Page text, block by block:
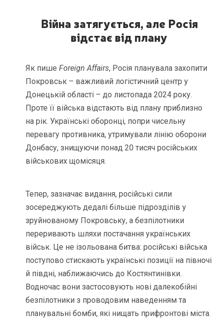
Війна затягується, але Росія
відстає від плану
Як пишеForeign Affairs, Росія планувала захопити
Покровськ – важливий логістичний центр у
Донецькій області – до листопада 2024 року.
Проте її війська відстають від плану приблизно
на рік. Українські оборонці, попри чисельну
перевагу противника, утримували лінію оборони
Донбасу, знищуючи понад 20 тисяч російських
військових щомісяця.
Тепер, зазначає видання, російські сили
зосереджують дедалі більше підрозділів у
зруйнованому Покровську, а безпілотники
переривають шляхи постачання українських
військ. Це не ізольована битва: російські війська
поступово стискають українські позиції на півночі
й півдні, наближаючись до Костянтинівки.
Водночас вони застосовують нові далекобійні
безпілотники з проводовим наведенням та
планувальні бомби, які нищать прифронтові міста.